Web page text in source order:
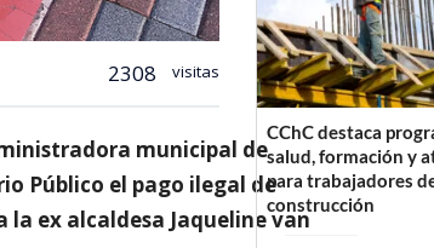
2308 visitas
municipal de
Público el pago ilegal de
la ex alcaldesa Jaqueline van
CChC destaca
salud, formación y
para trabajadores
construcción